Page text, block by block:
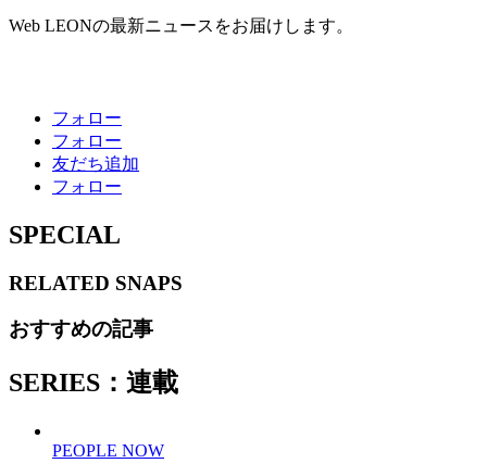
Web LEONの最新ニュースをお届けします。
フォロー
フォロー
友だち追加
フォロー
SPECIAL
RELATED SNAPS
おすすめの記事
SERIES：連載
PEOPLE NOW